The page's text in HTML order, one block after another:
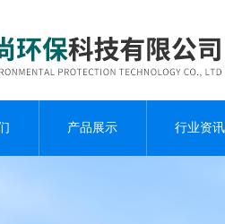
产品展示 行业资讯